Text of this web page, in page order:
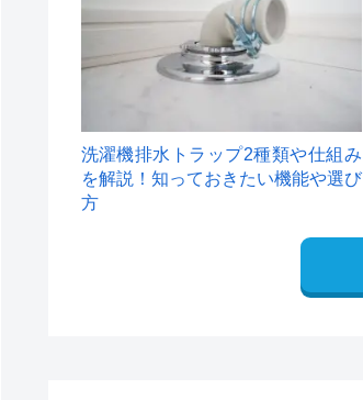
洗濯機排水トラップ2種類や仕組み
を解説！知っておきたい機能や選び
方